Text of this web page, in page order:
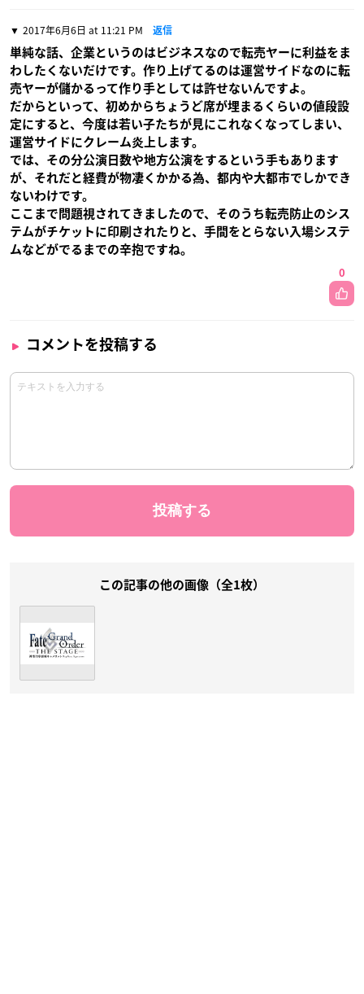
2017年6月6日 at 11:21 PM 返信
単純な話、企業というのはビジネスなので転売ヤーに利益をま
わしたくないだけです。作り上げてるのは運営サイドなのに転
売ヤーが儲かるって作り手としては許せないんですよ。
だからといって、初めからちょうど席が埋まるくらいの値段設
定にすると、今度は若い子たちが見にこれなくなってしまい、
運営サイドにクレーム炎上します。
では、その分公演日数や地方公演をするという手もあります
が、それだと経費が物凄くかかる為、都内や大都市でしかでき
ないわけです。
ここまで問題視されてきましたので、そのうち転売防止のシス
テムがチケットに印刷されたりと、手間をとらない入場システ
ムなどがでるまでの辛抱ですね。
0
コメントを投稿する
この記事の他の画像（全1枚）